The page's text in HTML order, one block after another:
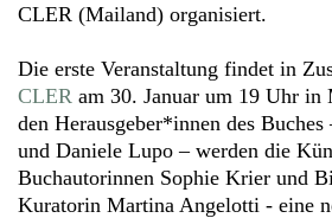
CLER (Mailand) organisiert.
Die erste Veranstaltung findet in
CLER am 30. Januar um 19 Uhr in
den Herausgeber*innen des
und Daniele Lupo – werden die
Buchautorinnen Sophie Krier und
Kuratorin Martina Angelotti ­­- eine